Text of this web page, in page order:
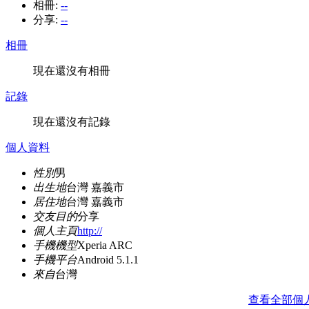
相冊: --
分享: --
相冊
現在還沒有相冊
記錄
現在還沒有記錄
個人資料
性別男
出生地台灣 嘉義市
居住地台灣 嘉義市
交友目的分享
個人主頁http://
手機機型Xperia ARC
手機平台Android 5.1.1
來自台灣
查看全部個